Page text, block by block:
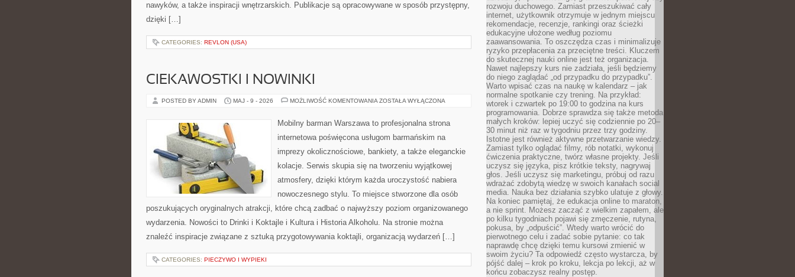
nawyków, a także inspiracji wnętrzarskich. Publikacje są opracowywane w sposób przystępny,
dzięki […]
CATEGORIES: REVLON (USA)
CIEKAWOSTKI I NOWINKI
POSTED BY ADMIN MAJ - 9 - 2026 MOŻLIWOŚĆ KOMENTOWANIA CIEKAWOSTKI
ZOSTAŁA WYŁĄCZONA
Mobilny barman Warszawa to profesjonalna strona
internetowa poświęcona usługom barmańskim na
imprezy okolicznościowe, bankiety, a także eleganckie
kolacje. Serwis skupia się na tworzeniu wyjątkowej
atmosfery, dzięki którym każda uroczystość nabiera
nowoczesnego stylu. To miejsce stworzone dla osób
poszukujących oryginalnych atrakcji, które chcą zadbać o najwyższy poziom organizowanego
wydarzenia. Nowości to Drinki i Koktajle i Kultura i Historia Alkoholu. Na stronie można
znaleźć inspiracje związane z sztuką przygotowywania koktajli, organizacją wydarzeń […]
CATEGORIES: PIECZYWO I WYPIEKI
rozwoju duchowego. Zamiast przeszukiwać cały
internet, użytkownik otrzymuje w jednym miejscu
rekomendacje, recenzje, rankingi oraz ścieżki
edukacyjne ułożone według poziomu
zaawansowania. To oszczędza czas i minimalizuje
ryzyko przepłacenia za przeciętne treści. Kluczem
do skutecznej nauki online jest też organizacja.
Nawet najlepszy kurs nie zadziała, jeśli będziemy
do niego zaglądać „od przypadku do przypadku”.
Warto wpisać czas na naukę w kalendarz – jak
normalne spotkanie czy trening. Na przykład:
wtorek i czwartek po 19:00 to godzina na kurs
programowania. Dobrze sprawdza się także metoda
małych kroków: lepiej uczyć się codziennie po 20–
30 minut niż raz w tygodniu przez trzy godziny.
Istotne jest również aktywne przetwarzanie wiedzy.
Zamiast tylko oglądać filmy, rób notatki, wykonuj
ćwiczenia praktyczne, twórz własne projekty. Jeśli
uczysz się języka, pisz krótkie teksty, nagrywaj
głos. Jeśli uczysz się marketingu, próbuj od razu
wdrażać zdobytą wiedzę w swoich kanałach social
media. Nauka bez działania szybko ulatuje z głowy.
Na koniec pamiętaj, że edukacja online to maraton,
a nie sprint. Możesz zacząć z wielkim zapałem, ale
po kilku tygodniach pojawi się zmęczenie, rutyna,
pokusa, by „odpuścić”. Wtedy warto wrócić do
pierwotnego celu i zadać sobie pytanie: co tak
naprawdę chcę dzięki temu kursowi zmienić w
swoim życiu? Ta odpowiedź często wystarcza, by
pójść dalej – krok po kroku, lekcja po lekcji, aż w
końcu zobaczysz realny postęp.